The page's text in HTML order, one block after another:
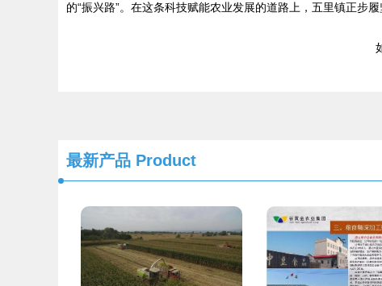
的“振兴路”。在这条科技赋能农业发展的道路上，五里镇正步履
最新产品 Product